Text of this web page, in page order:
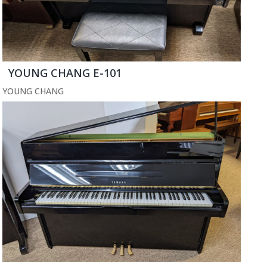
YOUNG CHANG E-101
YOUNG CHANG